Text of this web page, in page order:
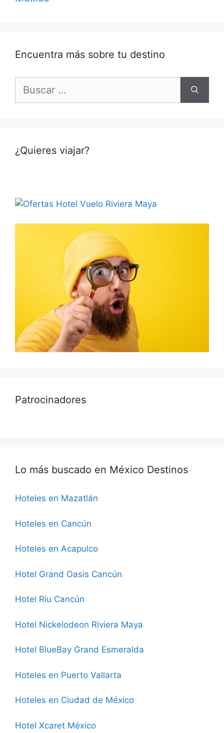
Encuentra más sobre tu destino
¿Quieres viajar?
Patrocinadores
Lo más buscado en México Destinos
Hoteles en Mazatlán
Hoteles en Cancún
Hoteles en Acapulco
Hotel Grand Oasis Cancún
Hotel Riu Cancún
Hotel Nickelodeon Riviera Maya
Hotel BlueBay Grand Esmeralda
Hoteles en Puerto Vallarta
Hoteles en Ciudad de México
Hotel Xcaret México